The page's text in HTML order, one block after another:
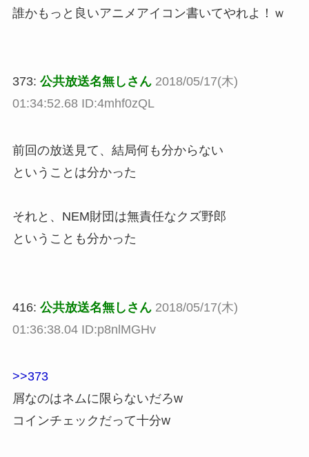
誰かもっと良いアニメアイコン書いてやれよ！ｗ
373: 公共放送名無しさん 2018/05/17(木)
01:34:52.68 ID:4mhf0zQL
前回の放送見て、結局何も分からない
ということは分かった
それと、NEM財団は無責任なクズ野郎
ということも分かった
416: 公共放送名無しさん 2018/05/17(木)
01:36:38.04 ID:p8nlMGHv
>>373
屑なのはネムに限らないだろw
コインチェックだって十分w